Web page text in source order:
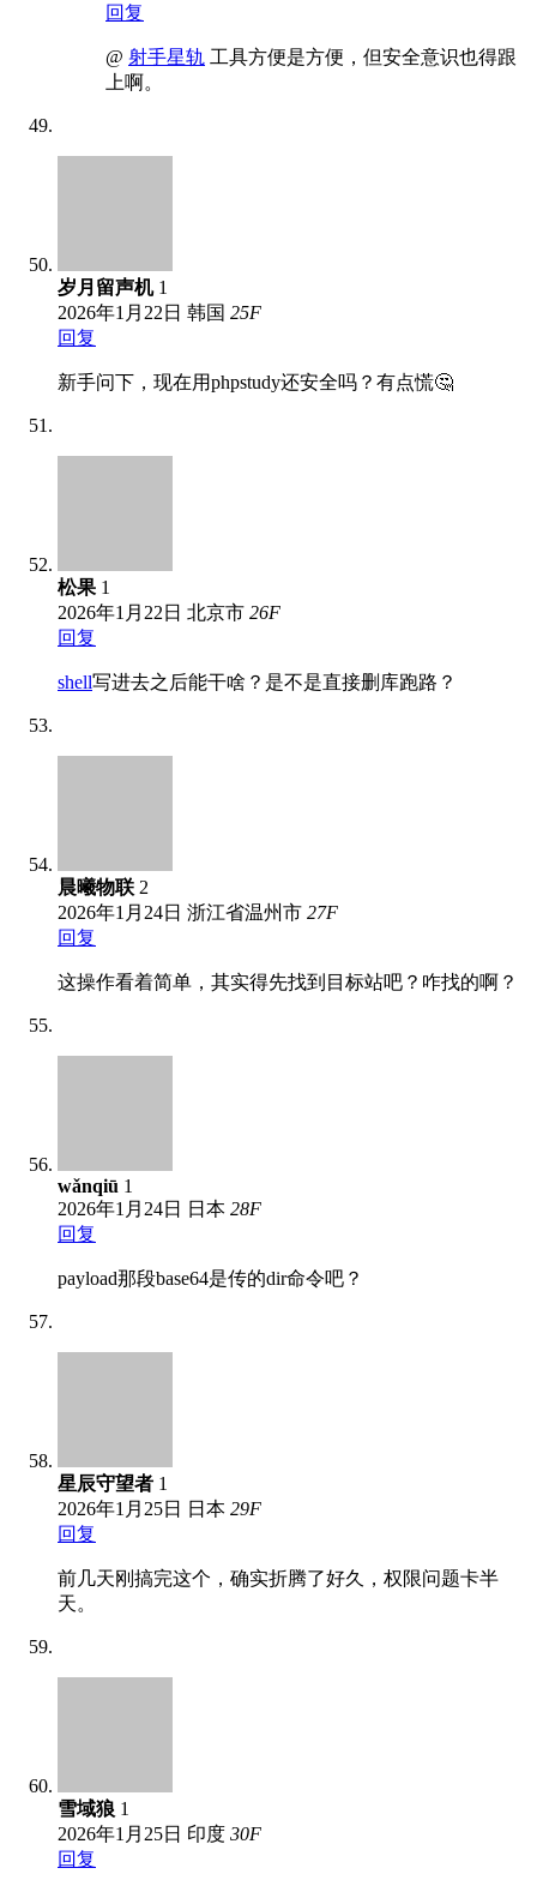
回复
@ 射手星轨 工具方便是方便，但安全意识也得跟
上啊。
岁月留声机 1
2026年1月22日 韩国 25F
回复
新手问下，现在用phpstudy还安全吗？有点慌🤔
松果 1
2026年1月22日 北京市 26F
回复
shell写进去之后能干啥？是不是直接删库跑路？
晨曦物联 2
2026年1月24日 浙江省温州市 27F
回复
这操作看着简单，其实得先找到目标站吧？咋找的啊？
wǎnqiū 1
2026年1月24日
日本 28F
回复
payload那段base64是传的dir命令吧？
星辰守望者 1
2026年1月25日
日本 29F
回复
前几天刚搞完这个，确实折腾了好久，权限问题卡半
天。
雪域狼 1
2026年1月25日 印度 30F
回复